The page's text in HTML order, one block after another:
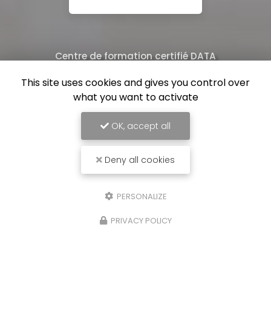
Centre de formation certifié DATA
This site uses cookies and gives you control over
what you want to activate
OK, accept all
Deny all cookies
PERSONALIZE
PRIVACY POLICY